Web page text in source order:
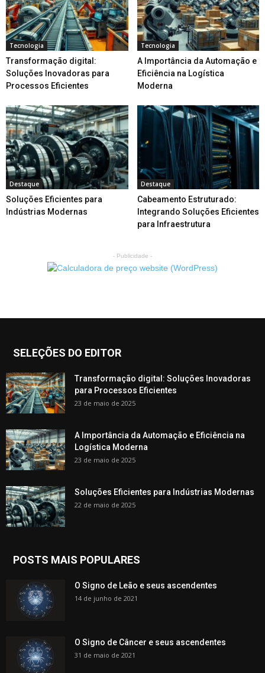
Tecnologia
Transformação digital:
Soluções Inovadoras para
Processos Eficientes
Tecnologia
A Importância da Automação e
Eficiência na Logística
Moderna
Destaque
Soluções Eficientes para
Indústrias Modernas
Destaque
Cabeamento Estruturado:
Integrando Soluções Eficientes
para Infraestrutura
- Publicidade -
SELEÇÕES DO EDITOR
Transformação digital: Soluções Inovadoras
para Processos Eficientes
23 de maio de 2025
A Importância da Automação e Eficiência na
Logística Moderna
23 de maio de 2025
Soluções Eficientes para Indústrias Modernas
22 de maio de 2025
POSTS MAIS POPULARES
O Signo de Leão e seus ascendentes
14 de junho de 2021
O Signo de Câncer e seus ascendentes
31 de maio de 2021